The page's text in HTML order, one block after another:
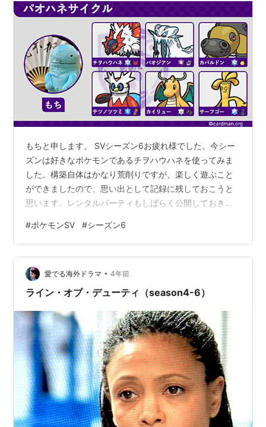
もちと申します。 SVシーズン6お疲れ様でした。今シー
ズンは好きなポケモンであるチヲハウハネを使ってみま
した。構築自体はかなり荒削りですが、楽しく遊ぶこと
ができましたので、思い出として記録に残しておこうと
思います。レンタルパーティもしばらく公開しておきま
#ポケモンSV #シーズン6
愛でる海外ドラマ • 4年前
ライン・オブ・デューティ（season4-6）